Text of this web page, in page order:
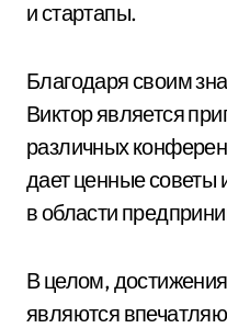
и стартапы.
Благодаря своим
Виктор является
различных
дает ценные советы
в области
В целом,
являются